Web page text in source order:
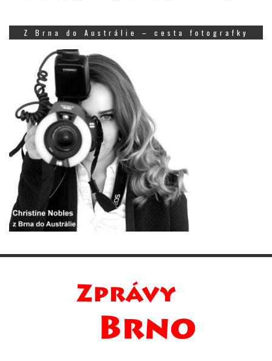
Z Brna do Austrálie – cesta fotografky